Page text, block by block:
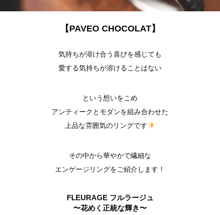
【PAVEO CHOCOLAT】
気持ちが溶け合う喜びを感じても
愛する気持ちが溶けることはない
という想いをこめ
アンティークとモダンを組み合わせた
上品な雰囲気のリングです
その中から華やかで繊細な
エンゲージリングをご紹介します！
FLEURAGE フルラージュ
〜花めく正統な輝き〜